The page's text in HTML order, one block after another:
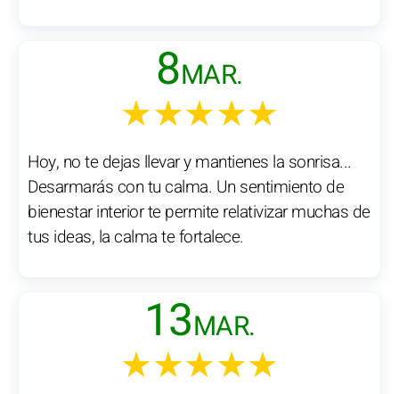
8MAR.
★★★★★
Hoy, no te dejas llevar y mantienes la sonrisa...
Desarmarás con tu calma. Un sentimiento de
bienestar interior te permite relativizar muchas de
tus ideas, la calma te fortalece.
13MAR.
★★★★★